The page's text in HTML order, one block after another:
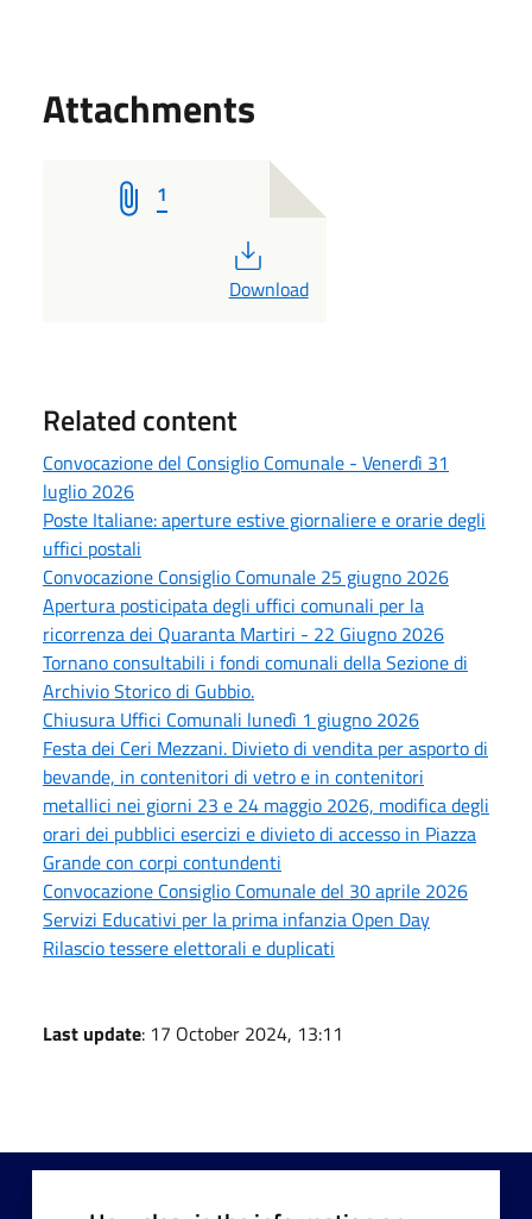
Attachments
1
PDF
Download
Related content
Convocazione del Consiglio Comunale - Venerdì 31
luglio 2026
Poste Italiane: aperture estive giornaliere e orarie degli
uffici postali
Convocazione Consiglio Comunale 25 giugno 2026
Apertura posticipata degli uffici comunali per la
ricorrenza dei Quaranta Martiri - 22 Giugno 2026
Tornano consultabili i fondi comunali della Sezione di
Archivio Storico di Gubbio.
Chiusura Uffici Comunali lunedì 1 giugno 2026
Festa dei Ceri Mezzani. Divieto di vendita per asporto di
bevande, in contenitori di vetro e in contenitori
metallici nei giorni 23 e 24 maggio 2026, modifica degli
orari dei pubblici esercizi e divieto di accesso in Piazza
Grande con corpi contundenti
Convocazione Consiglio Comunale del 30 aprile 2026
Servizi Educativi per la prima infanzia Open Day
Rilascio tessere elettorali e duplicati
Last update: 17 October 2024, 13:11